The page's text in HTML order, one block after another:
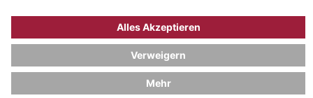
Bachmann & Scher GmbH / Watchandco GmbH
DATENSCHUTZ IMPRESSUM
VERSANDKOSTEN